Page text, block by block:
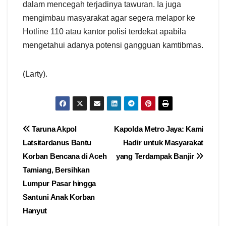
dalam mencegah terjadinya tawuran. Ia juga
mengimbau masyarakat agar segera melapor ke
Hotline 110 atau kantor polisi terdekat apabila
mengetahui adanya potensi gangguan kamtibmas.
(Larty).
Navigasi
pos
Kapolda Metro Jaya: Kami
Hadir untuk Masyarakat
yang Terdampak Banjir
Taruna Akpol
Latsitardanus Bantu
Korban Bencana di Aceh
Tamiang, Bersihkan
Lumpur Pasar hingga
Santuni Anak Korban
Hanyut